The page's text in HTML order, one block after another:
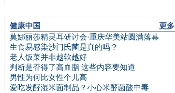
健康中国
更
莫娜丽莎精灵耳研讨会·重庆华美站圆满落幕
生食易感染沙门氏菌是真的吗？
老人饭菜并非越软越好
判断是否得了高血脂 这些内容要知道
男性为何比女性个儿高
爱吃发酵湿米面制品？小心米酵菌酸中毒